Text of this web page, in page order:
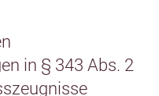
in § 343 Abs. 2